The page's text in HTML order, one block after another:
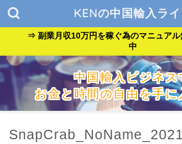
KENの中国輸入ラ
⇒ 副業月収10万円を稼ぐ為のマニュアル
中
中国輸入ビジネス
お金と時間の自由を手
た方法を公開中。